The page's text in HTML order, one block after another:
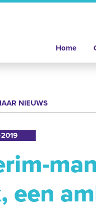
Home
NIEUWS
een